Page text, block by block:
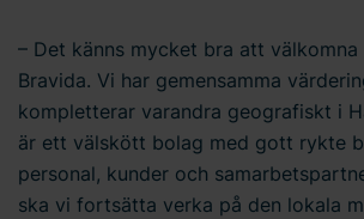
– Det känns mycket bra att välkomna
Bravida. Vi har gemensamma
kompletterar varandra geografiskt i
är ett välskött bolag med gott rykte
personal, kunder och
ska vi fortsätta verka på den lokala